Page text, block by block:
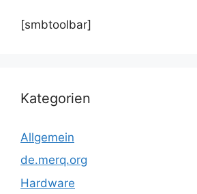
[smbtoolbar]
Kategorien
Allgemein
de.merq.org
Hardware